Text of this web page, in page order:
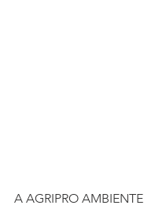
A AGRIPRO AMBIENTE